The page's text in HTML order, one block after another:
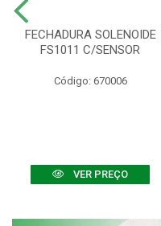
FECHADURA SOLENOIDE
FS1011 C/SENSOR
Código: 670006
VER PREÇO